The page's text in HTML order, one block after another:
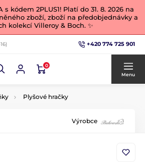
s kódem 2PLUS1! Platí do 31. 8. 2026 na
zboží, zboží na předobjednávky a
kolekcí Villeroy & Boch. ✨
+420 774 725 901
0
Menu
Plyšové hračky
Výrobce